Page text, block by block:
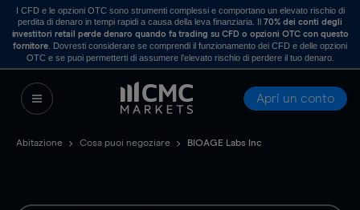
I CFD e le opzioni OTC sono strumenti complessi e comportano un elevato rischio di
perdita di denaro in tempi rapidi a causa della leva finanziaria. Il70% dei conti degli
investitori retail perde denaro quando fa trading su CFD o opzioni OTC con questo
fornitore . Dovresti considerare se comprendi il funzionamento dei CFD e delle opzioni
OTC e se puoi permetterti di assumere l’elevato rischio di perdere il tuo denaro.
Apri un conto
Abitazione Cosa puoi negoziare BIOAGE Labs Inc